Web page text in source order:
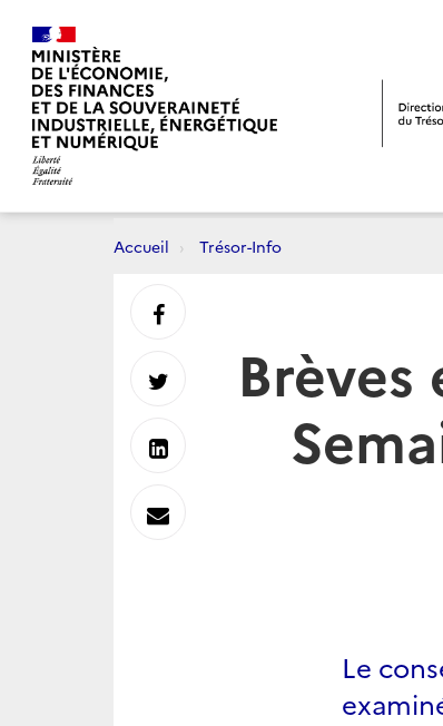
Accueil Trésor-Info
Le
Partager
sur
Partager
sur
Partager
sur
Envoyer